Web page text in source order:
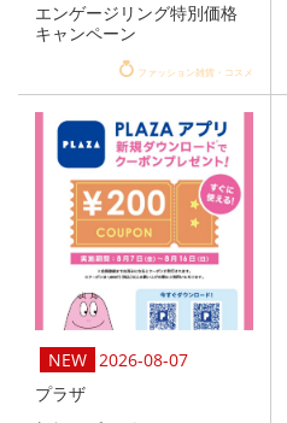
エンゲージリング特別価格
キャンペーン
ファッション雑貨・コスメ
2026-08-07
プラザ